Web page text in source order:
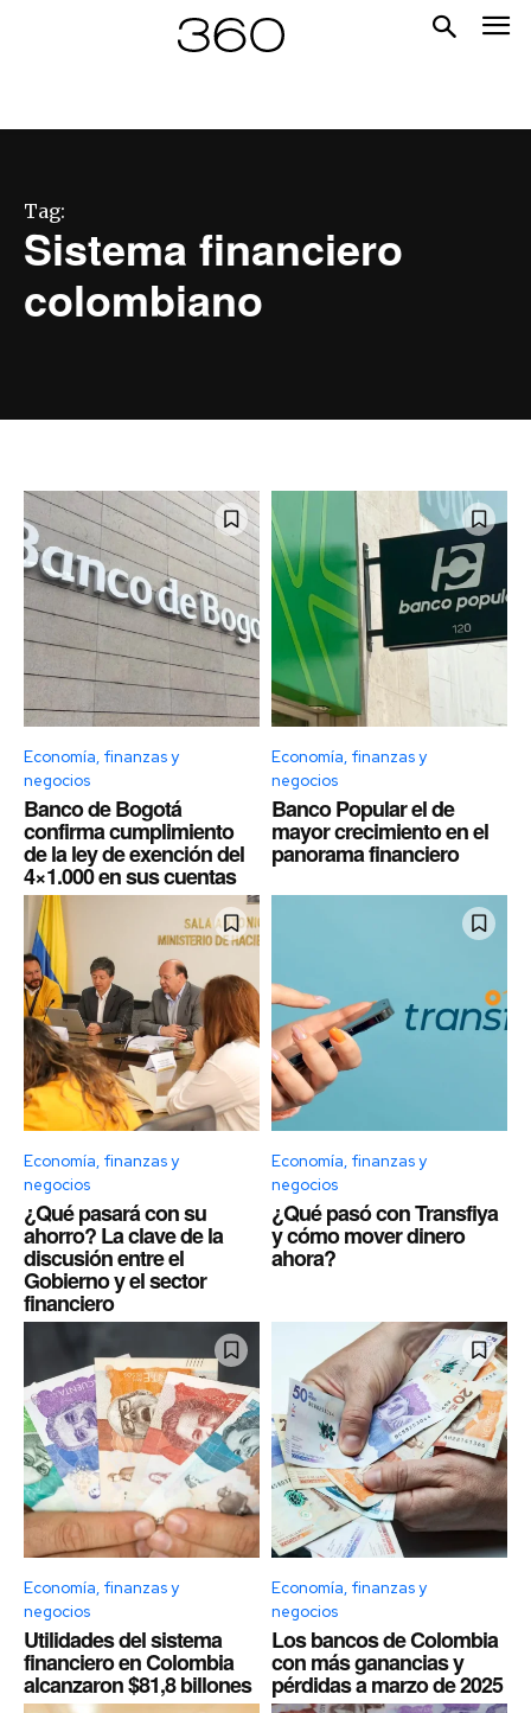
Tag:
Sistema financiero
colombiano
Economía, finanzas y
negocios
Banco de Bogotá
confirma cumplimiento
de la ley de exención del
4×1.000 en sus cuentas
Economía, finanzas y
negocios
Banco Popular el de
mayor crecimiento en el
panorama financiero
Economía, finanzas y
negocios
¿Qué pasará con su
ahorro? La clave de la
discusión entre el
Gobierno y el sector
financiero
Economía, finanzas y
negocios
¿Qué pasó con Transfiya
y cómo mover dinero
ahora?
Economía, finanzas y
negocios
Utilidades del sistema
financiero en Colombia
alcanzaron $81,8 billones
Economía, finanzas y
negocios
Los bancos de Colombia
con más ganancias y
pérdidas a marzo de 2025